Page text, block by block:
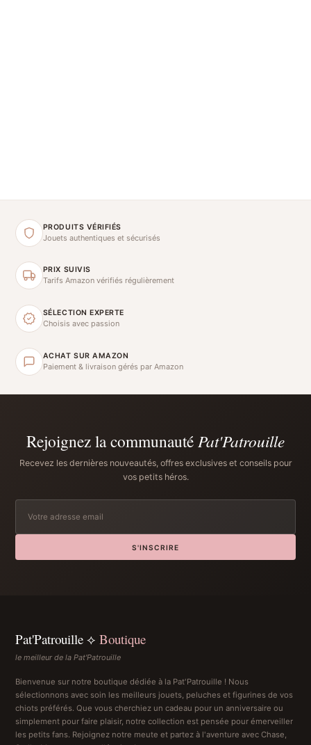
PRODUITS VÉRIFIÉS
Jouets authentiques et sécurisés
PRIX SUIVIS
Tarifs Amazon vérifiés régulièrement
SÉLECTION EXPERTE
Choisis avec passion
ACHAT SUR AMAZON
Paiement & livraison gérés par Amazon
Rejoignez la communauté Pat'Patrouille
Recevez les dernières nouveautés, offres exclusives et conseils pour
vos petits héros.
S'INSCRIRE
Pat'Patrouille ⟡ Boutique
le meilleur de la Pat'Patrouille
Bienvenue sur notre boutique dédiée à la Pat'Patrouille ! Nous
sélectionnons avec soin les meilleurs jouets, peluches et figurines de vos
chiots préférés. Que vous cherchiez un cadeau pour un anniversaire ou
simplement pour faire plaisir, notre collection est pensée pour émerveiller
les petits fans. Rejoignez notre meute et partez à l'aventure avec Chase,